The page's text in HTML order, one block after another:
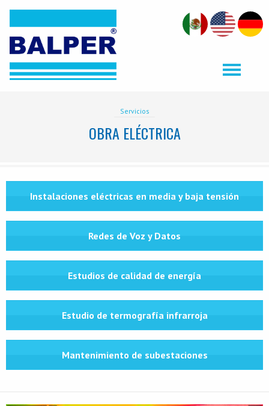
Servicios
OBRA ELÉCTRICA
Instalaciones eléctricas en media y baja tensión
Redes de Voz y Datos
Estudios de calidad de energía
Estudio de termografía infrarroja
Mantenimiento de subestaciones